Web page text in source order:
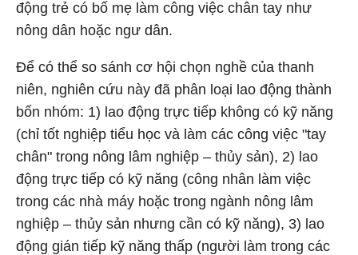
động trẻ có bố mẹ làm công việc chân tay như
nông dân hoặc ngư dân.
Để có thể so sánh cơ hội chọn nghề của thanh
niên, nghiên cứu này đã phân loại lao động thành
bốn nhóm: 1) lao động trực tiếp không có kỹ năng
(chỉ tốt nghiệp tiểu học và làm các công việc "tay
chân" trong nông lâm nghiệp – thủy sản), 2) lao
động trực tiếp có kỹ năng (công nhân làm việc
trong các nhà máy hoặc trong ngành nông lâm
nghiệp – thủy sản nhưng cần có kỹ năng), 3) lao
động gián tiếp kỹ năng thấp (người làm trong các